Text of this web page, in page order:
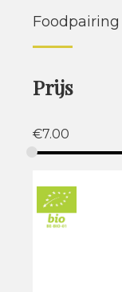
Foodpairing
Prijs
€7.00